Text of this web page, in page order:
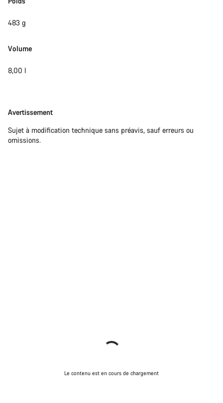
483 g
Volume
8,00 l
Avertissement
Avertissement
Sujet à modification technique sans préavis, sauf erreurs ou
omissions.
Le contenu est en cours de chargement